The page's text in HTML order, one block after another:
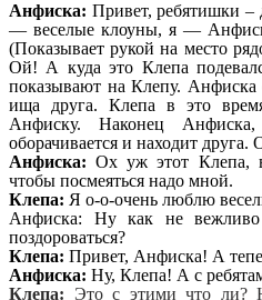
Анфиска: Привет, ребятишки
— веселые клоуны, я —
(Показывает рукой на место
Ой! А куда это Клепа
показывают на Клепу. Анфиска
ища друга. Клепа в это время
Анфиску. Наконец
оборачивается и находит
Анфиска: Ох уж этот Клепа,
чтобы посмеяться надо мной.
Клепа: Я о-о-очень люблю
Анфиска: Ну как не
поздороваться?
Клепа: Привет, Анфиска! А
Анфиска: Ну, Клепа! А с
Клепа: Это с этими что ли?